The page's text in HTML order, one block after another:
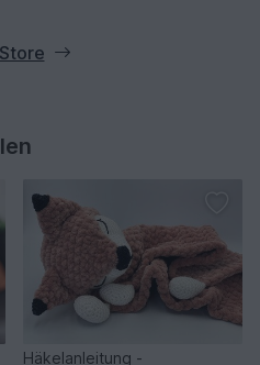
Häkelanleitung -